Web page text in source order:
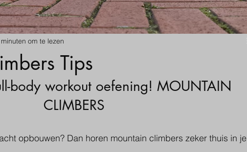
Tips
om te lezen
body workout oefening! MOUNTAIN
CLIMBERS
opbouwen? Dan horen mountain climbers zeker thuis in je